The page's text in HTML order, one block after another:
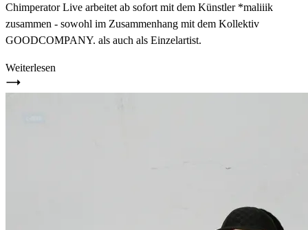
Chimperator Live arbeitet ab sofort mit dem Künstler *maliiik
zusammen - sowohl im Zusammenhang mit dem Kollektiv
GOODCOMPANY. als auch als Einzelartist.
Weiterlesen